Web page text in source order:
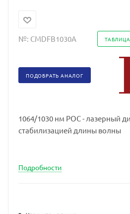
№: CMDFB1030A
ПОДОБРАТЬ АНАЛОГ
1064/1030 нм РОС - лазерный
стабилизацией длины волны
Подробности